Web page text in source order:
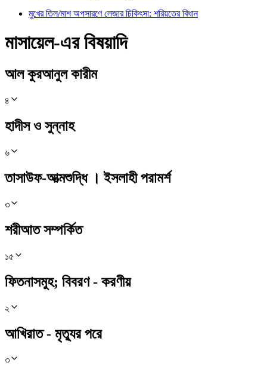
মুখের তিল/মাশ অপসারণে লেজার চিকিৎসা: শরিয়তের বিধান
মাসায়েল-এর বিষয়াদি
আল কুরআনুল কারীম
৪
হাদীস ও সুন্নাহ
৬
তাসাউফ-আত্মশুদ্ধি । ইসলাহী পরামর্শ
৩
শরীআত সম্পর্কিত
১৫
ফিতনাসমুহ; বিবরণ - করণীয়
২
আখিরাত - মৃত্যুর পরে
৩